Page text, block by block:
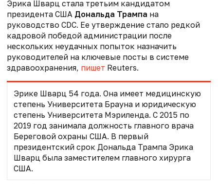
Эрика Шварц стала третьим кандидатом
президента США Дональда Трампа на
руководство CDC. Ее утверждение стало редкой
кадровой победой администрации после
нескольких неудачных попыток назначить
руководителей на ключевые посты в системе
здравоохранения, пишет Reuters.
Эрике Шварц 54 года. Она имеет медицинскую
степень Университета Брауна и юридическую
степень Университета Мэриленда. С 2015 по
2019 год занимала должность главного врача
Береговой охраны США. В первый
президентский срок Дональда Трампа Эрика
Шварц была заместителем главного хирурга
США.